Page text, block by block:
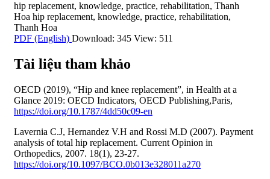
hip replacement, knowledge, practice, rehabilitation, Thanh
Hoa hip replacement, knowledge, practice, rehabilitation,
Thanh Hoa
PDF (English) Download: 345 View: 511
Tài liệu tham khảo
OECD (2019), “Hip and knee replacement”, in Health at a
Glance 2019: OECD Indicators, OECD Publishing,Paris,
https://doi.org/10.1787/4dd50c09-en
Lavernia C.J, Hernandez V.H and Rossi M.D (2007). Payment
analysis of total hip replacement. Current Opinion in
Orthopedics, 2007. 18(1), 23-27.
https://doi.org/10.1097/BCO.0b013e328011a270